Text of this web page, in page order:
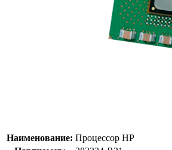
Наименование: Процессор HP